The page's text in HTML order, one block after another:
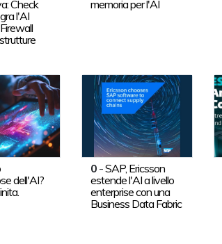
Check
l'AI
memoria per l'AI
dell'AI?
0 -SAP, Ericsson
estende l'AI a livello
enterprise con una
Business Data Fabric